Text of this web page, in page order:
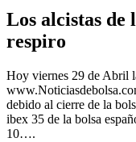
Los alcistas de
respiro
Hoy viernes 29 de Abril
debido al cierre de la
ibex 35 de la bolsa
10….